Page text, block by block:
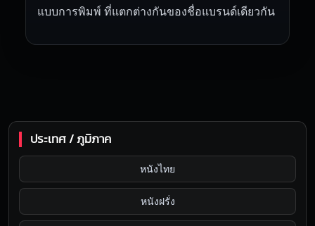
แบบการพิมพ์ ที่แตกต่างกันของชื่อแบรนด์เดียวกัน
ประเทศ / ภูมิภาค
หนังไทย
หนังฝรั่ง